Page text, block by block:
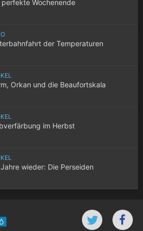
perfekte Wochenende
der Temperaturen
Orkan und die Beaufortskala
im Herbst
wieder: Die Perseiden